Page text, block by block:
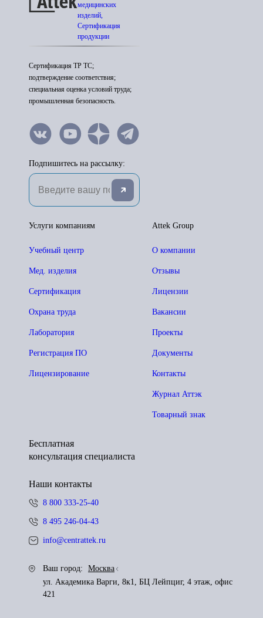
медицинских
изделий,
Сертификация
продукции
Сертификация ТР ТС;
подтверждение соответствия;
специальная оценка условий труда;
промышленная безопасность.
Подпишитесь на рассылку:
Attek Group
О компании
Отзывы
Лицензии
Вакансии
Проекты
Документы
Контакты
Журнал Аттэк
Товарный знак
Услуги компаниям
Учебный центр
Мед. изделия
Сертификация
Охрана труда
Лаборатория
Регистрация ПО
Лицензирование
Бесплатная
консультация специалиста
Наши контакты
8 800 333-25-40
8 495 246-04-43
info@centrattek.ru
Ваш город:
Москва
ул. Академика Варги, 8к1, БЦ Лейпциг, 4 этаж, офис
421